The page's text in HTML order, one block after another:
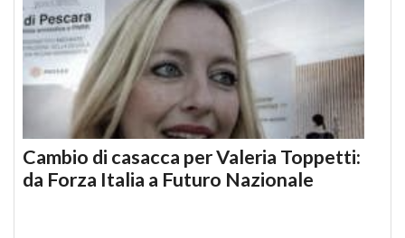
Cambio di casacca per Valeria Toppetti:
da Forza Italia a Futuro Nazionale